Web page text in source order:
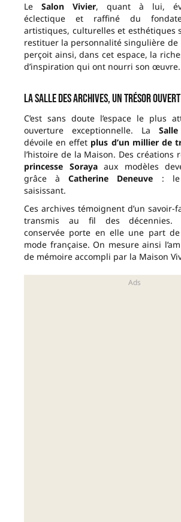
Le Salon Vivier, quant à lui,
éclectique et raffiné du
artistiques, culturelles et esthétiques
restituer la personnalité singulière de
perçoit ainsi, dans cet espace, la
d’inspiration qui ont nourri son œuvre.
La Salle des Archives, un trésor
C’est sans doute l’espace le plus
ouverture exceptionnelle. La
dévoile en effet plus d’un millier de
l’histoire de la Maison. Des créations
princesse Sorayaaux modèles
grâce àCatherine Deneuve : le
saisissant.
Ces archives témoignent d’un savoir-
transmis au fil des décennies.
conservée porte en elle une part
mode française. On mesure ainsi
de mémoire accompli par la Maison